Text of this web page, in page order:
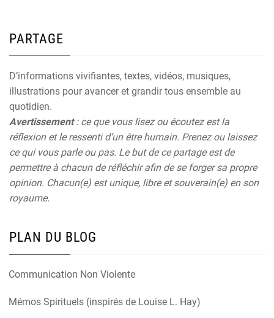
PARTAGE
D’informations vivifiantes, textes, vidéos, musiques,
illustrations pour avancer et grandir tous ensemble au
quotidien.
Avertissement: ce que vous lisez ou écoutez est la
réflexion et le ressenti d’un être humain. Prenez ou laissez
ce qui vous parle ou pas. Le but de ce partage est de
permettre à chacun de réfléchir afin de se forger sa propre
opinion. Chacun(e) est unique, libre et souverain(e) en son
royaume.
PLAN DU BLOG
Communication Non Violente
Mémos Spirituels (inspirés de Louise L. Hay)